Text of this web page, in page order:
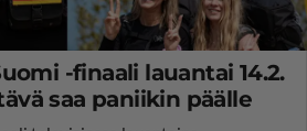
-finaali lauantai 14.2.
saa paniikin päälle